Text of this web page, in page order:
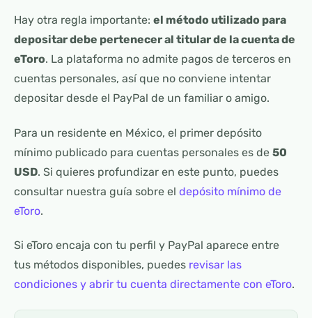
Hay otra regla importante: el método utilizado para
depositar debe pertenecer al titular de la cuenta de
eToro. La plataforma no admite pagos de terceros en
cuentas personales, así que no conviene intentar
depositar desde el PayPal de un familiar o amigo.
Para un residente en México, el primer depósito
mínimo publicado para cuentas personales es de 50
USD. Si quieres profundizar en este punto, puedes
consultar nuestra guía sobre el depósito mínimo de
eToro.
Si eToro encaja con tu perfil y PayPal aparece entre
tus métodos disponibles, puedes revisar las
condiciones y abrir tu cuenta directamente con eToro.